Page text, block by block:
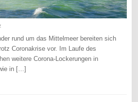
rund um das Mittelmeer bereiten sich
Coronakrise vor. Im Laufe des
weitere Corona-Lockerungen in
in […]